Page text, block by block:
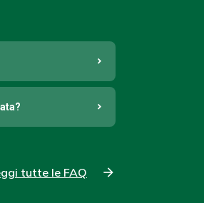
tutte le FAQ